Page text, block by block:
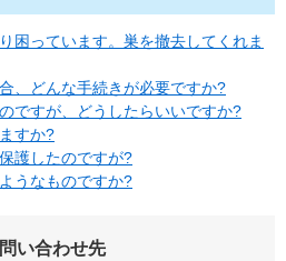
困っています。巣を撤去してくれま
、どんな手続きが必要ですか?
ですが、どうしたらいいですか?
すか?
護したのですが?
うなものですか?
い合わせ先